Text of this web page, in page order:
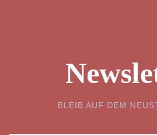
BLEIB AUF DEM